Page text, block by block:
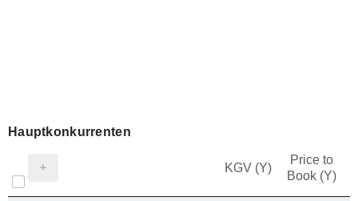
Hauptkonkurrenten
KGV (Y)
Price to
Book (Y)